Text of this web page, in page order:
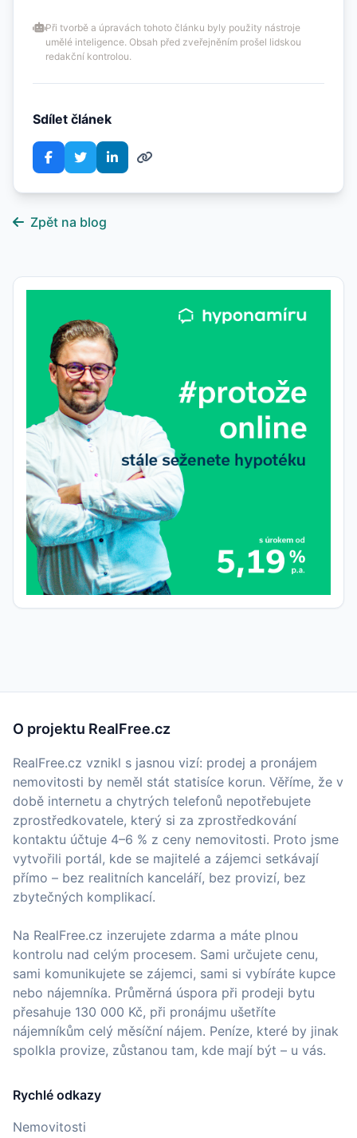
Při tvorbě a úpravách tohoto článku byly použity nástroje
umělé inteligence. Obsah před zveřejněním prošel lidskou
redakční kontrolou.
Sdílet článek
Zpět na blog
O projektu RealFree.cz
RealFree.cz vznikl s jasnou vizí: prodej a pronájem
nemovitosti by neměl stát statisíce korun. Věříme, že v
době internetu a chytrých telefonů nepotřebujete
zprostředkovatele, který si za zprostředkování
kontaktu účtuje 4–6 % z ceny nemovitosti. Proto jsme
vytvořili portál, kde se majitelé a zájemci setkávají
přímo – bez realitních kanceláří, bez provizí, bez
zbytečných komplikací.
Na RealFree.cz inzerujete zdarma a máte plnou
kontrolu nad celým procesem. Sami určujete cenu,
sami komunikujete se zájemci, sami si vybíráte kupce
nebo nájemníka. Průměrná úspora při prodeji bytu
přesahuje 130 000 Kč, při pronájmu ušetříte
nájemníkům celý měsíční nájem. Peníze, které by jinak
spolkla provize, zůstanou tam, kde mají být – u vás.
Rychlé odkazy
Nemovitosti